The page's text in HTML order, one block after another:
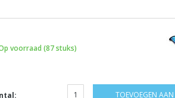
voorraad (87 stuks)
TOEVOEGEN AAN